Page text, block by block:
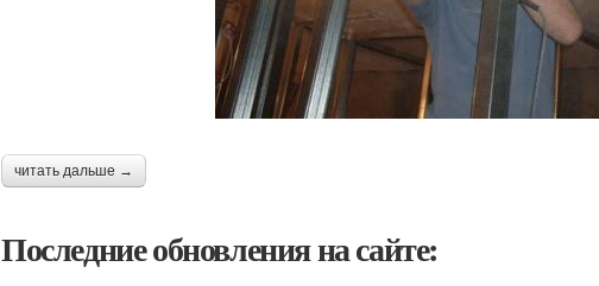
читать дальше →
Последние обновления на сайте: